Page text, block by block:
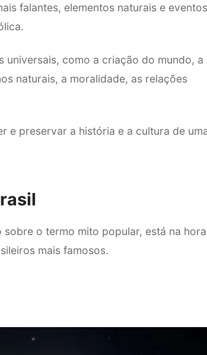
falantes, elementos naturais e eventos
universais, como a criação do mundo, a
naturais, a moralidade, as relações
e preservar a história e a cultura de
o termo mito popular, está na
mais famosos.